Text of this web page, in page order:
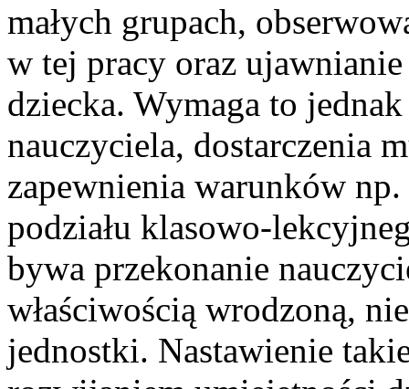
małych grupach,
w tej pracy oraz
dziecka. Wymaga to
nauczyciela, dostarczenia
zapewnienia warunków
podziału klasowo-
bywa przekonanie
właściwością wrodzoną,
jednostki. Nastawienie